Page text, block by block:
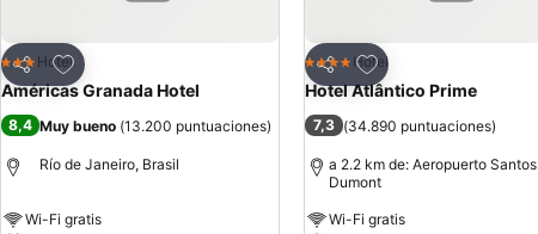
Compartir
Agregar a favoritos
3 Estrellas
Hotel
Américas Granada Hotel
8,4 Muy bueno (13.200 puntuaciones)
Río de Janeiro, Brasil
Wi-Fi gratis
Compartir
Agregar a favoritos
4 EstrellasHotel
Hotel Atlântico Prime
7,3 (34.890 puntuaciones)
a 2.2 km de: Aeropuerto Santos
Dumont
Wi-Fi gratis